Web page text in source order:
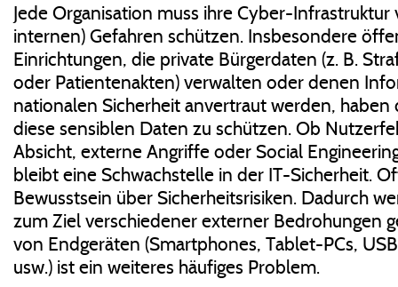
Jede Organisation muss ihre Cyber-
internen) Gefahren schützen. Insbesondere
Einrichtungen, die private Bürgerdaten (z. B.
oder Patientenakten) verwalten oder denen
nationalen Sicherheit anvertraut werden,
diese sensiblen Daten zu schützen. Ob
Absicht, externe Angriffe oder Social
bleibt eine Schwachstelle in der IT-Sicherheit.
Bewusstsein über Sicherheitsrisiken. Dadurch
zum Ziel verschiedener externer Bedrohungen
von Endgeräten (Smartphones, Tablet-PCs,
usw.) ist ein weiteres häufiges Problem.